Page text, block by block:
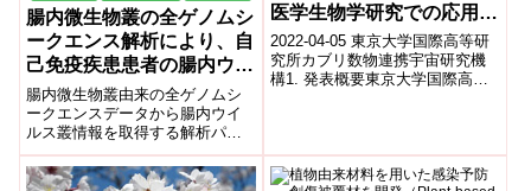
腸内微生物叢の全ゲノムシ
ークエンス解析により、自
己免疫疾患患者の腸内ウイ
ルスの特徴が明らかに
腸内微生物叢由来の全ゲノムシ
ークエンスデータから腸内ウイ
ルス叢情報を取得する解析パイ
プラインを独自に構築した。特
定のバクテリオファージ、細菌
医学生物学研究での応用へ
～
2022-04-05 東京大学国際高等研
究所カブリ数物連携宇宙研究機
構1. 発表概要東京大学国際高等